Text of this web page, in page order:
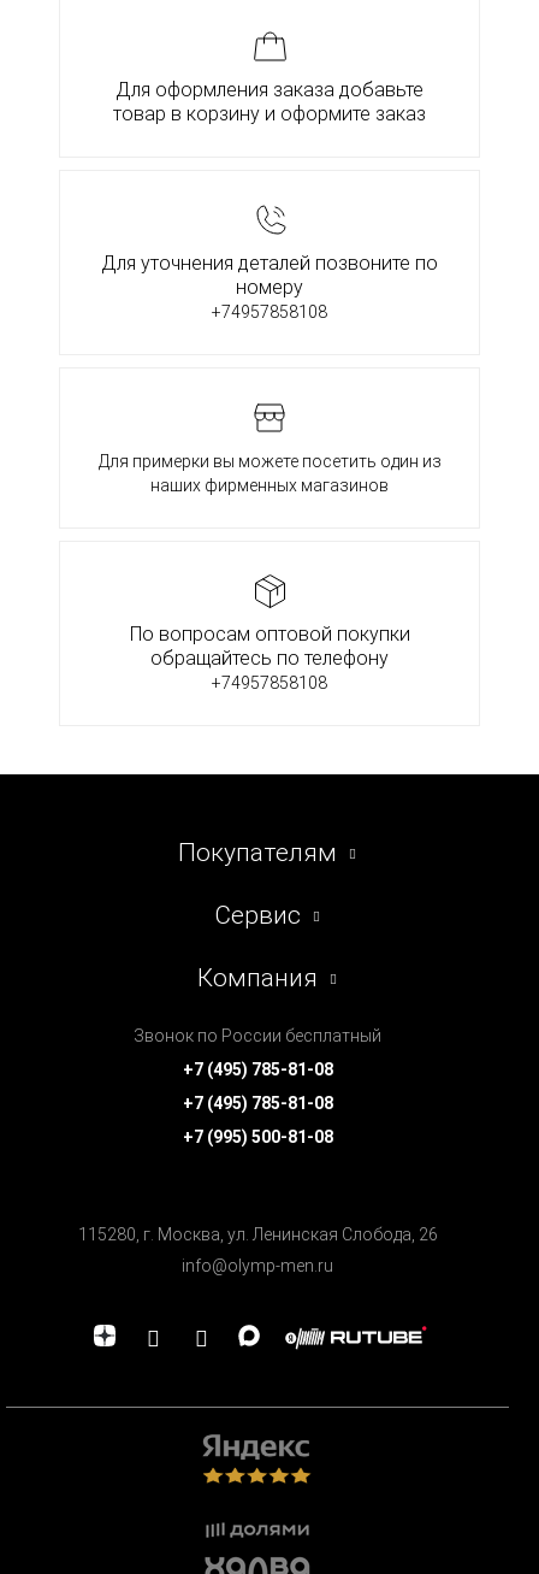
Для оформления заказа добавьте
товар в корзину и оформите заказ
Для уточнения деталей позвоните по
номеру
+74957858108
Для примерки вы можете посетить один из
наших фирменных магазинов
По вопросам оптовой покупки
обращайтесь по телефону
+74957858108
Покупателям
Сервис
Компания
Звонок по России бесплатный
+7 (495) 785-81-08
+7 (495) 785-81-08
+7 (995) 500-81-08
115280, г. Москва, ул. Ленинская Cлобода, 26
info@olymp-men.ru